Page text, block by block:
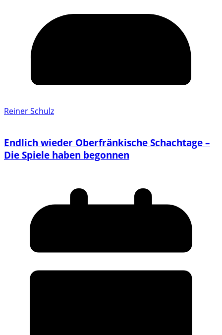
Reiner Schulz
Endlich wieder Oberfränkische Schachtage –
Die Spiele haben begonnen